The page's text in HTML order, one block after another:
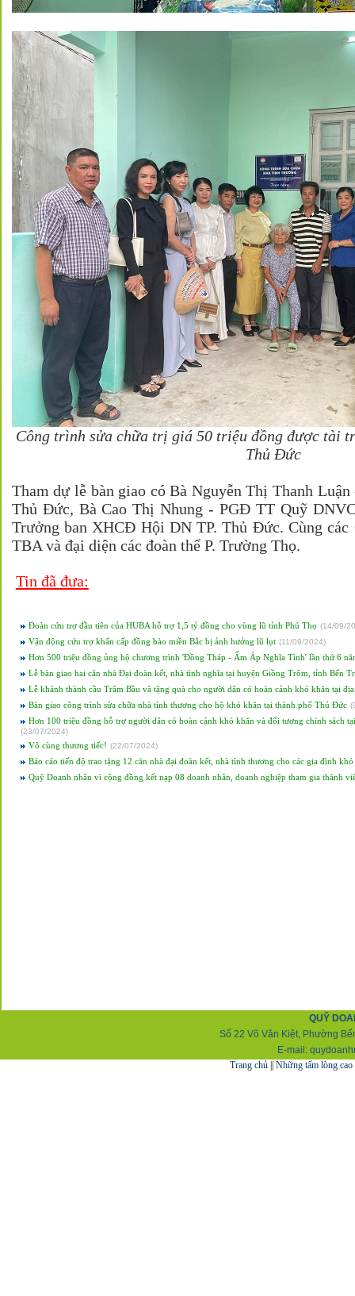
Công trình sửa chữa trị giá 50 triệu đồng được tài
Thủ Đức
Tham dự lễ bàn giao có Bà Nguyễn Thị Thanh
Thủ Đức, Bà Cao Thị Nhung - PGĐ TT Quỹ
Trưởng ban XHCĐ Hội DN TP. Thủ Đức. Cùng
TBA và đại diện các đoàn thể P. Trường Thọ.
Tin đã đưa:
Đoàn cứu trợ đầu tiên của HUBA hỗ trợ 1,5 tỷ đồng cho vùng lũ tỉnh Phú Thọ (14/09/
Vận động cứu trợ khẩn cấp đồng bào miền Bắc bị ảnh hưởng lũ lụt (11/09/2024)
Hơn 500 triệu đồng ủng hộ chương trình 'Đồng Tháp - Ấm Áp Nghĩa Tình' lần thứ 6
Lễ bàn giao hai căn nhà Đại đoàn kết, nhà tình nghĩa tại huyện Giồng Trôm, tỉnh Bến
Lễ khánh thành cầu Trâm Bầu và tặng quà cho người dân có hoàn cảnh khó khăn tại
Bàn giao công trình sửa chữa nhà tình thương cho hộ khó khăn tại thành phố Thủ Đức (
Hơn 100 triệu đồng hỗ trợ người dân có hoàn cảnh khó khăn và đối tượng chính sách
(23/07/2024)
Vô cùng thương tiếc! (22/07/2024)
Báo cáo tiến độ trao tặng 12 căn nhà đại đoàn kết, nhà tình thương cho các gia đình
Quỹ Doanh nhân vì cộng đồng kết nạp 08 doanh nhân, doanh nghiệp tham gia thành
QUỸ
Số 22 Võ Văn Kiệt, Phường
E-mail: q
Trang chủ|| Những tấm lòng cao